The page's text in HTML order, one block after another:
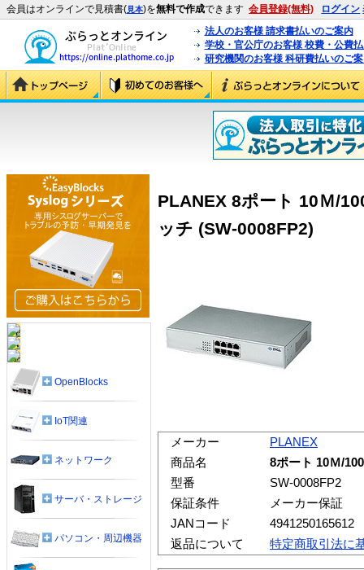
会員はオンラインで見積書(見本)を無料で作成できます 会員登録(無料) ログイン
法人のお客様 請求書払いのご案内
学校・官公庁のお客様 校費・公費
研究機関のお客様 科研費払いのご
PLANEX 8ポート 10Ｍ/
ッチ (SW-0008FP2)
メーカー
PLANEX
商品名
8ポート 10Ｍ/
型番
SW-0008FP2
保証条件
メーカー保証
JANコード
4941250165612
返品について
特定商取引法に
OpenBlocks
IoT関連
ネットワーク
サーバ・ストレージ
パソコン・周辺機器